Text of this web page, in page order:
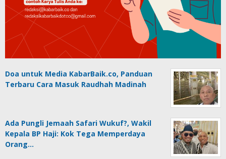
Doa untuk Media KabarBaik.co, Panduan
Terbaru Cara Masuk Raudhah Madinah
Ada Pungli Jemaah Safari Wukuf?, Wakil
Kepala BP Haji: Kok Tega Memperdaya
Orang…